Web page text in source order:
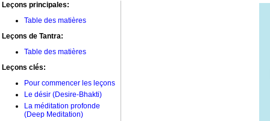
Leçons principales:
Table des matières
Leçons de Tantra:
Table des matières
Leçons clés:
Pour commencer les leçons
Le désir (Desire-Bhakti)
La méditation profonde
(Deep Meditation)